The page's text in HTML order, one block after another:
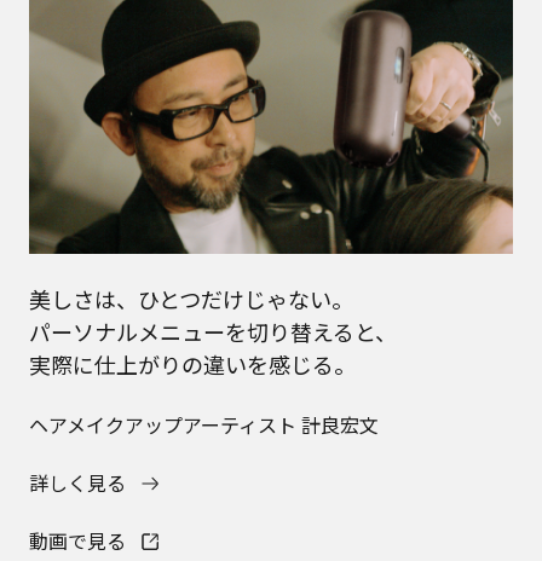
美しさは、ひとつだけじゃない。
パーソナルメニューを切り替えると、
実際に仕上がりの違いを感じる。
ヘアメイクアップアーティスト 計良宏文
詳しく見る
動画で見る